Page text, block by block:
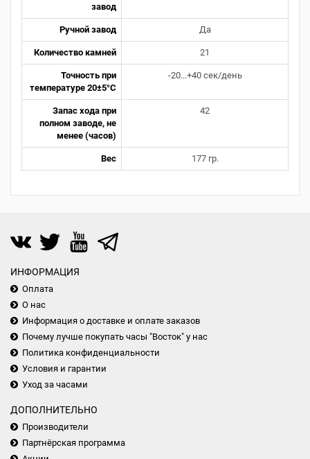
завод
Ручной завод Да
Количество камней 21
Точность при
температуре 20±5°С
-20...+40 сек/день
Запас хода при
полном заводе, не
менее (часов)
42
Вес 177 гр.
ИНФОРМАЦИЯ
Оплата
О нас
Информация о доставке и оплате заказов
Почему лучше покупать часы "Восток" у нас
Политика конфиденциальности
Условия и гарантии
Уход за часами
ДОПОЛНИТЕЛЬНО
Производители
Партнёрская программа